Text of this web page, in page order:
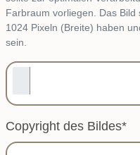
Farbraum vorliegen. Das
1024 Pixeln (Breite) haben
sein.
Copyright des Bildes*